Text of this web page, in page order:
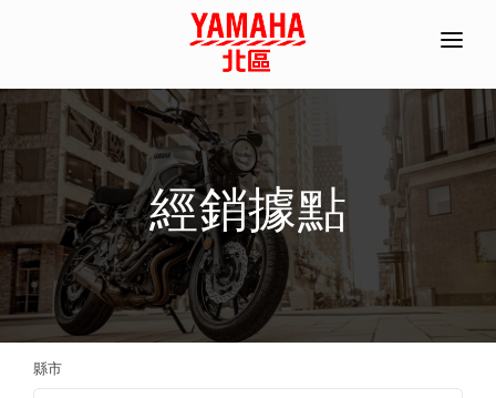
首頁
全機種產品/分期
經銷據點
常見問題
聯絡資訊
ACC部品手冊
線上商城
經銷據點
縣市